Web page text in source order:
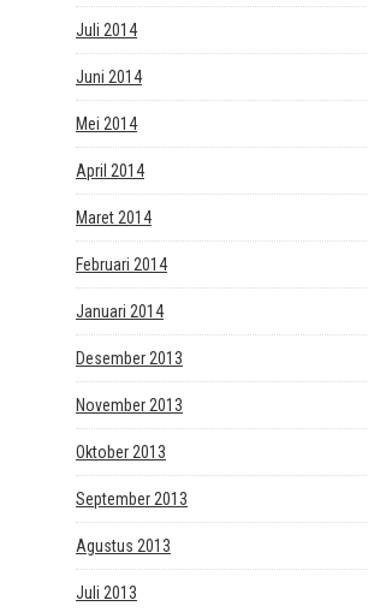
Juli 2014
Juni 2014
Mei 2014
April 2014
Maret 2014
Februari 2014
Januari 2014
Desember 2013
November 2013
Oktober 2013
September 2013
Agustus 2013
Juli 2013